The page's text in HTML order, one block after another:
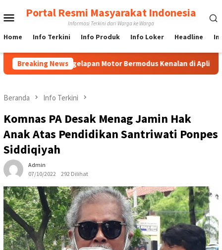
ke
Menu
Mobile
Portal Resmi Masyarakat Indonesia
Informasi Terkini dari Warga ke Warga
Home Info Terkini Info Produk Info Loker Headline
Breaking News
Kasus Penggelapan Motor Bermodus Kenalan di Aplikasi
Beranda Info Terkini
Komnas PA Desak Menag Jamin Hak
Anak Atas Pendidikan Santriwati Ponpes
Siddiqiyah
Admin
07/10/2022
292 Dilihat